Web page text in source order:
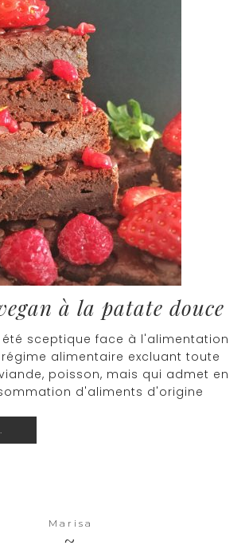
à la patate douce
sceptique face à l'alimentation
alimentaire excluant toute
poisson, mais qui admet en
d'aliments d'origine
Marisa